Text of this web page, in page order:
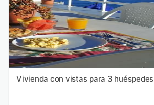
Vivienda con vistas para 3 huéspedes